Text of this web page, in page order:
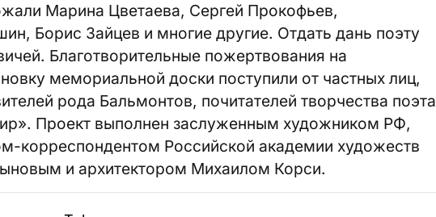
Марина Цветаева, Сергей Прокофьев,
Борис Зайцев и многие другие. Отдать дань поэту
Благотворительные пожертвования на
мемориальной доски поступили от частных лиц,
рода Бальмонтов, почитателей творчества поэта
Проект выполнен заслуженным художником РФ,
корреспондентом Российской академии художеств
и архитектором Михаилом Корси.